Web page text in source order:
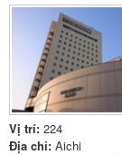
Vị trí: 224
Địa chỉ: Aichi